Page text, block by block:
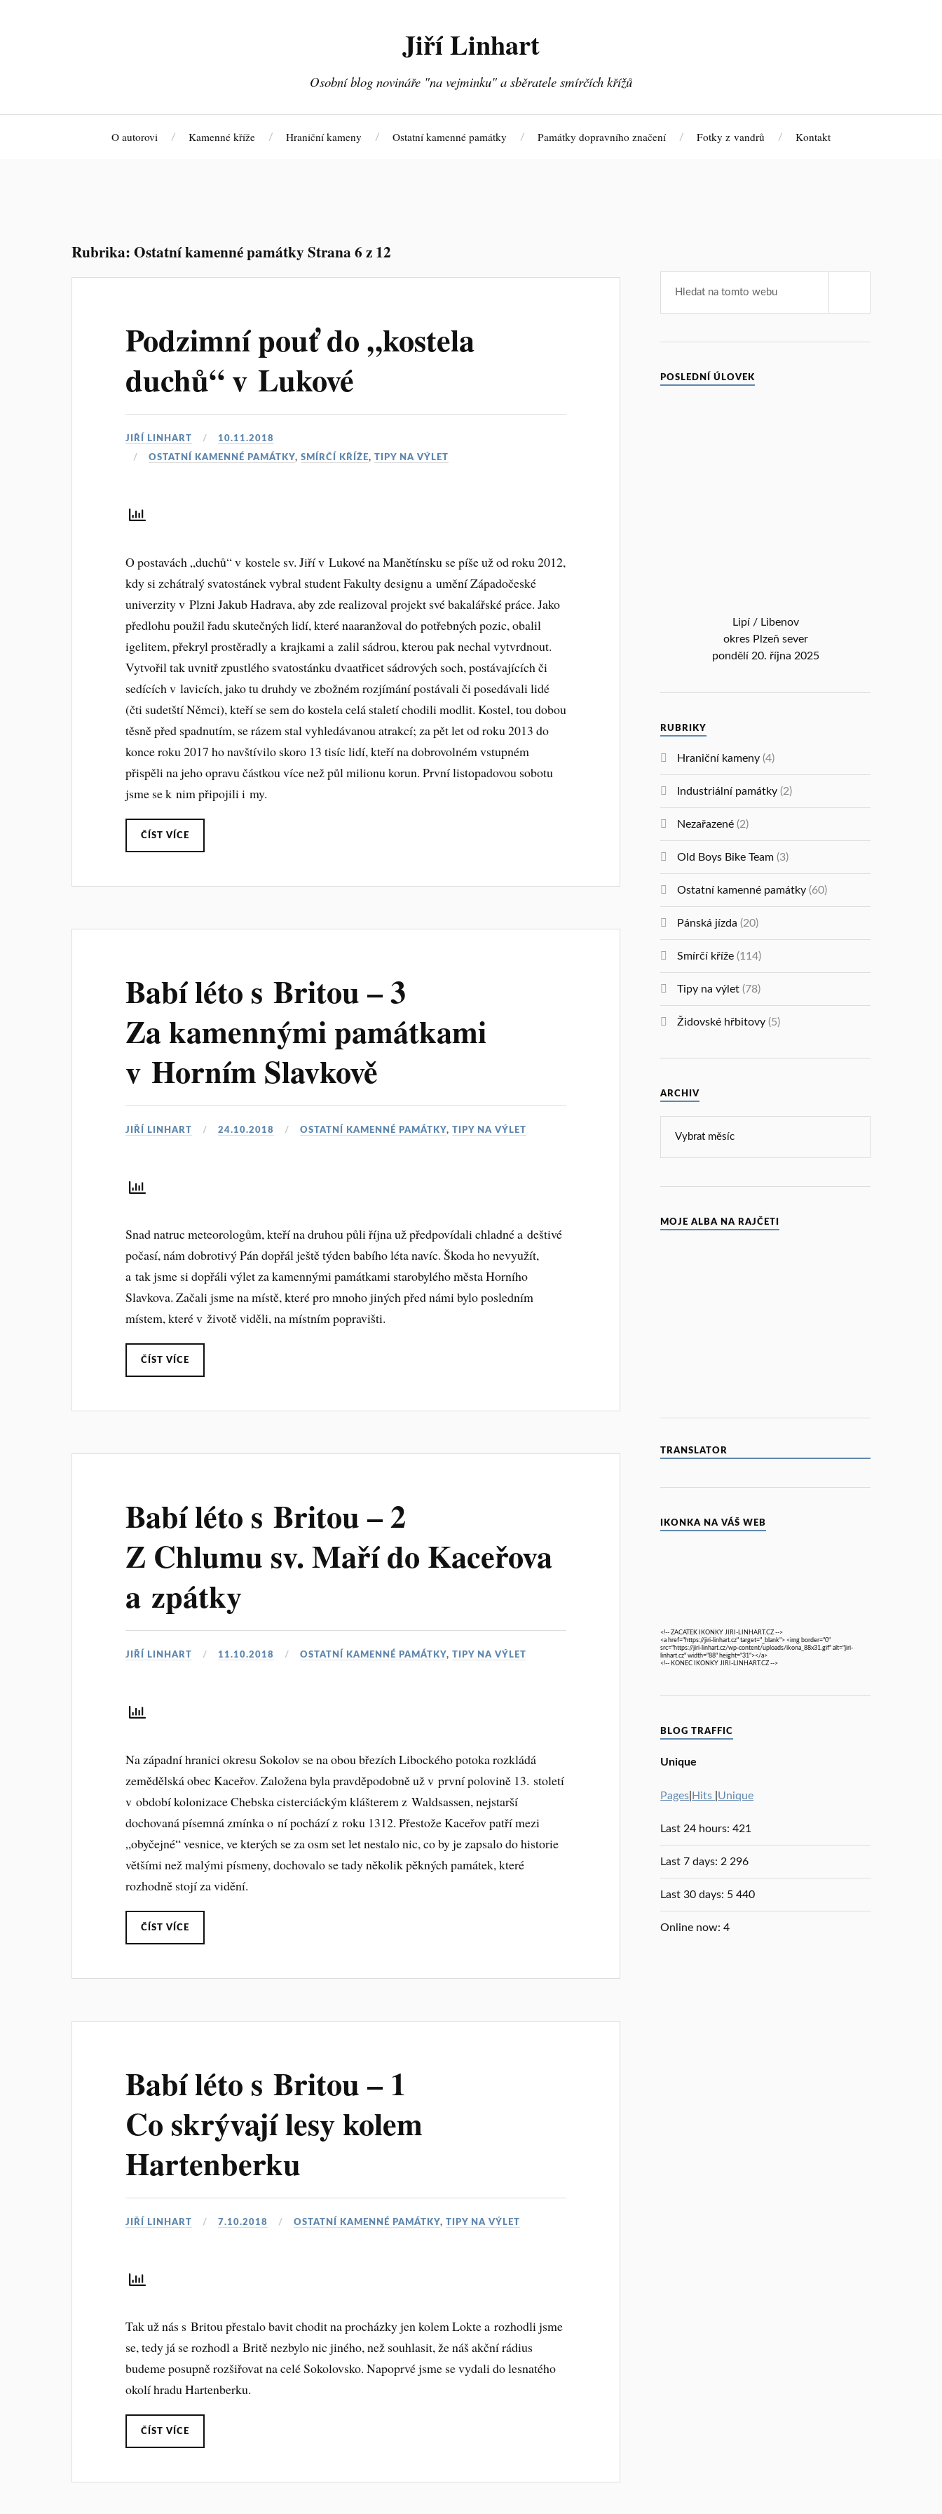
Jiří Linhart
Osobní blog novináře "na vejminku" a sběratele smírčích křížů
O autorovi Kamenné kříže Hraniční kameny Ostatní kamenné památky Památky dopravního značení Fotky z vandrů Kontakt
Rubrika:Ostatní kamenné památkyStrana 6 z 12
Podzimní pouť do „kostela
duchů“ v Lukové
JIŘÍ LINHART 10.11.2018
OSTATNÍ KAMENNÉ PAMÁTKY,SMÍRČÍ KŘÍŽE,TIPY NA VÝLET
O postavách „duchů“ v kostele sv. Jiří v Lukové na Manětínsku se píše už od roku 2012,
kdy si zchátralý svatostánek vybral student Fakulty designu a umění Západočeské
univerzity v Plzni Jakub Hadrava, aby zde realizoval projekt své bakalářské práce. Jako
předlohu použil řadu skutečných lidí, které naaranžoval do potřebných pozic, obalil
igelitem, překryl prostěradly a krajkami a zalil sádrou, kterou pak nechal vytvrdnout.
Vytvořil tak uvnitř zpustlého svatostánku dvaatřicet sádrových soch, postávajících či
sedících v lavicích, jako tu druhdy ve zbožném rozjímání postávali či posedávali lidé
(čti sudetští Němci), kteří se sem do kostela celá staletí chodili modlit. Kostel, tou dobou
těsně před spadnutím, se rázem stal vyhledávanou atrakcí; za pět let od roku 2013 do
konce roku 2017 ho navštívilo skoro 13 tisíc lidí, kteří na dobrovolném vstupném
přispěli na jeho opravu částkou více než půl milionu korun. První listopadovou sobotu
jsme se k nim připojili i my.
ČÍST VÍCE
Babí léto s Britou – 3
Za kamennými památkami
v Horním Slavkově
JIŘÍ LINHART 24.10.2018 OSTATNÍ KAMENNÉ PAMÁTKY,TIPY NA VÝLET
Snad natruc meteorologům, kteří na druhou půli října už předpovídali chladné a deštivé
počasí, nám dobrotivý Pán dopřál ještě týden babího léta navíc. Škoda ho nevyužít,
a tak jsme si dopřáli výlet za kamennými památkami starobylého města Horního
Slavkova. Začali jsme na místě, které pro mnoho jiných před námi bylo posledním
místem, které v životě viděli, na místním popravišti.
ČÍST VÍCE
Babí léto s Britou – 2
Z Chlumu sv. Maří do Kaceřova
a zpátky
JIŘÍ LINHART 11.10.2018 OSTATNÍ KAMENNÉ PAMÁTKY,TIPY NA VÝLET
Na západní hranici okresu Sokolov se na obou březích Libockého potoka rozkládá
zemědělská obec Kaceřov. Založena byla pravděpodobně už v první polovině 13. století
v období kolonizace Chebska cisterciáckým klášterem z Waldsassen, nejstarší
dochovaná písemná zmínka o ní pochází z roku 1312. Přestože Kaceřov patří mezi
„obyčejné“ vesnice, ve kterých se za osm set let nestalo nic, co by je zapsalo do historie
většími než malými písmeny, dochovalo se tady několik pěkných památek, které
rozhodně stojí za vidění.
ČÍST VÍCE
Babí léto s Britou – 1
Co skrývají lesy kolem
Hartenberku
JIŘÍ LINHART 7.10.2018 OSTATNÍ KAMENNÉ PAMÁTKY,TIPY NA VÝLET
Tak už nás s Britou přestalo bavit chodit na procházky jen kolem Lokte a rozhodli jsme
se, tedy já se rozhodl a Britě nezbylo nic jiného, než souhlasit, že náš akční rádius
budeme posupně rozšiřovat na celé Sokolovsko. Napoprvé jsme se vydali do lesnatého
okolí hradu Hartenberku.
ČÍST VÍCE
POSLEDNÍ ÚLOVEK
Lipí / Libenov
okres Plzeň sever
pondělí 20. října 2025
RUBRIKY
Hraniční kameny (4)
Industriální památky (2)
Nezařazené (2)
Old Boys Bike Team (3)
Ostatní kamenné památky (60)
Pánská jízda (20)
Smírčí kříže (114)
Tipy na výlet (78)
Židovské hřbitovy (5)
ARCHIV
MOJE ALBA NA RAJČETI
TRANSLATOR
IKONKA NA VÁŠ WEB
<!-- ZACATEK IKONKY JIRI-LINHART.CZ -->
<a href="https://jiri-linhart.cz" target="_blank"> <img border="0"
src="https://jiri-linhart.cz/wp-content/uploads/ikona_88x31.gif" alt="jiri-
linhart.cz" width="88" height="31"></a>
<!-- KONEC IKONKY JIRI-LINHART.CZ -->
BLOG TRAFFIC
Unique
Pages Hits Unique
Last 24 hours:421
Last 7 days:2 296
Last 30 days: 5 440
Online now: 4